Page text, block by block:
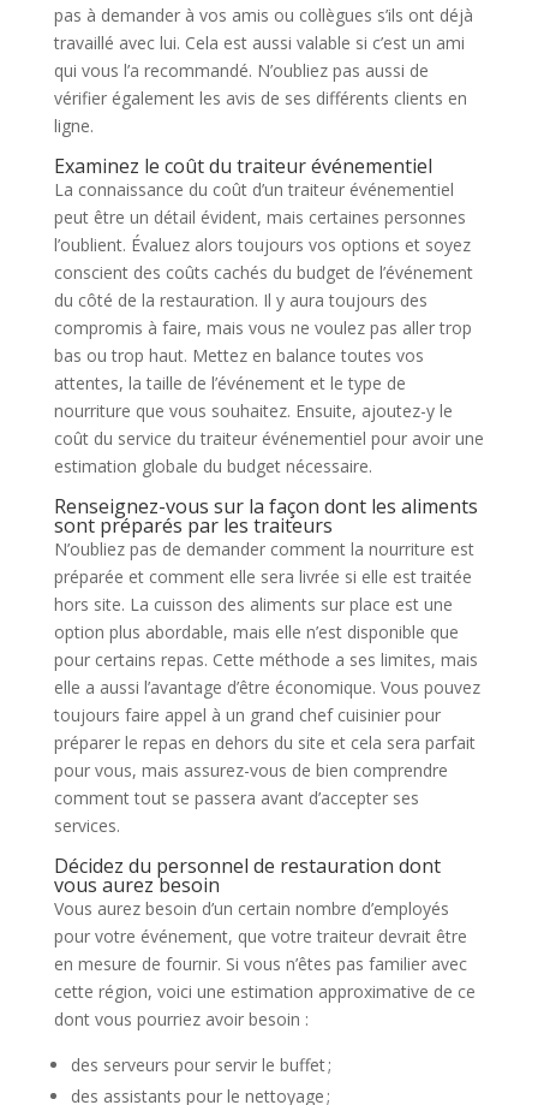
pas à demander à vos amis ou collègues s’ils ont déjà
travaillé avec lui. Cela est aussi valable si c’est un ami
qui vous l’a recommandé. N’oubliez pas aussi de
vérifier également les avis de ses différents clients en
ligne.
Examinez le coût du traiteur événementiel
La connaissance du coût d’un traiteur événementiel
peut être un détail évident, mais certaines personnes
l’oublient. Évaluez alors toujours vos options et soyez
conscient des coûts cachés du budget de l’événement
du côté de la restauration. Il y aura toujours des
compromis à faire, mais vous ne voulez pas aller trop
bas ou trop haut. Mettez en balance toutes vos
attentes, la taille de l’événement et le type de
nourriture que vous souhaitez. Ensuite, ajoutez-y le
coût du service du traiteur événementiel pour avoir une
estimation globale du budget nécessaire.
Renseignez-vous sur la façon dont les aliments
sont préparés par les traiteurs
N’oubliez pas de demander comment la nourriture est
préparée et comment elle sera livrée si elle est traitée
hors site. La cuisson des aliments sur place est une
option plus abordable, mais elle n’est disponible que
pour certains repas. Cette méthode a ses limites, mais
elle a aussi l’avantage d’être économique. Vous pouvez
toujours faire appel à un grand chef cuisinier pour
préparer le repas en dehors du site et cela sera parfait
pour vous, mais assurez-vous de bien comprendre
comment tout se passera avant d’accepter ses
services.
Décidez du personnel de restauration dont
vous aurez besoin
Vous aurez besoin d’un certain nombre d’employés
pour votre événement, que votre traiteur devrait être
en mesure de fournir. Si vous n’êtes pas familier avec
cette région, voici une estimation approximative de ce
dont vous pourriez avoir besoin :
des serveurs pour servir le buffet ;
des assistants pour le nettoyage ;